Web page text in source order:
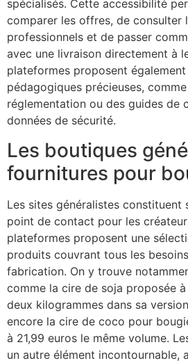
spécialisés. Cette accessibilité
comparer les offres, de consulter
professionnels et de passer
avec une livraison directement à
plateformes proposent
pédagogiques précieuses,
réglementation ou des guides de
données de sécurité.
Les boutiques
fournitures pour
Les sites généralistes constituent
point de contact pour les
plateformes proposent une
produits couvrant tous les
fabrication. On y trouve
comme la cire de soja proposée
deux kilogrammes dans sa
encore la cire de coco pour
à 21,99 euros le même volume.
un autre élément incontournable,